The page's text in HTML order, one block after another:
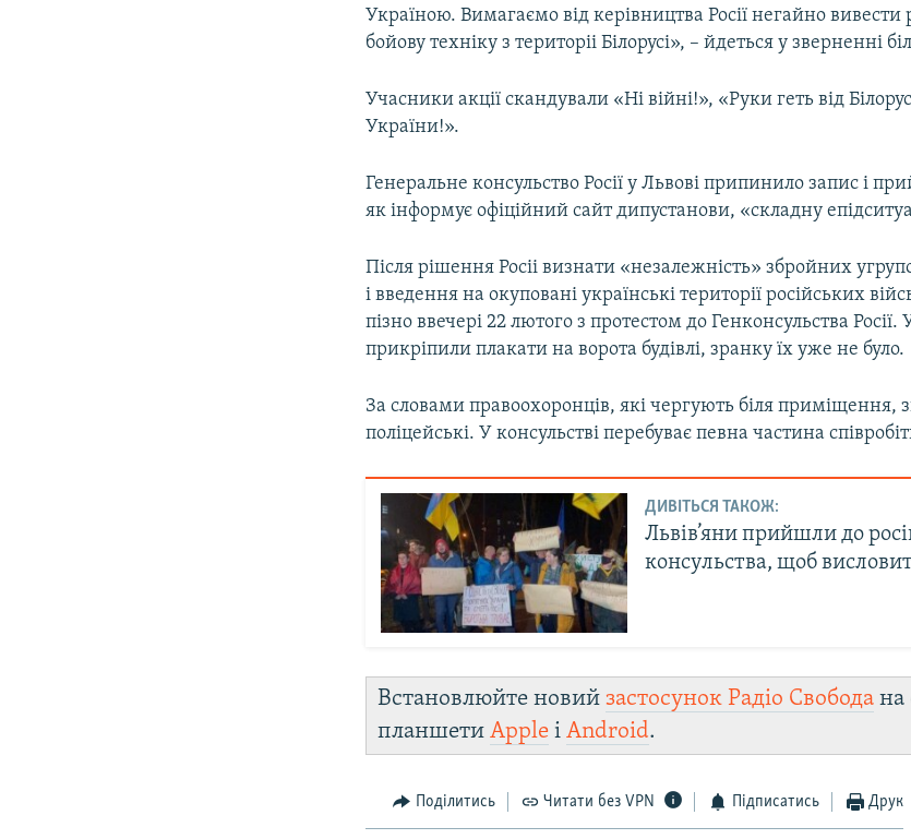
Україною. Вимагаємо від керівництва Росії негайно вивести
бойову техніку з територіі Білорусі», – йдеться у зверненні
Учасники акції скандували «Ні війні!», «Руки геть від
України!».
Генеральне консульство Росії у Львові припинило запис і
як інформує офіційний сайт дипустанови, «складну
Після рішення Росіі визнати «незалежність» збройних
і введення на окуповані українські території російських
пізно ввечері 22 лютого з протестом до Генконсульства Росії.
прикріпили плакати на ворота будівлі, зранку їх уже не було.
За словами правоохоронців, які чергують біля приміщення,
поліцейські. У консульстві перебуває певна частина
ДИВІТЬСЯ ТАКОЖ:
Львів’яни прийшли до
консульства, щоб
Встановлюйте новийзастосунок Радіо Свобода на
планшетиApple іAndroid.
Поділитись Читати без VPN Підписатись Друк